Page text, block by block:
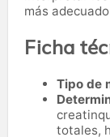
más
Ficha
Tipo de
totales,